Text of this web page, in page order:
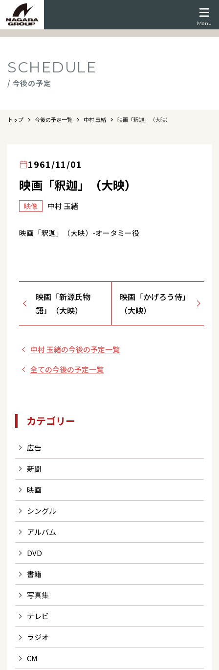
Menu
SCHEDULE
/ 今後の予定
トップ 今後の予定一覧 中村 玉緒 映画「釈迦」（大映）
1961/11/01
映画「釈迦」（大映）
映像 中村 玉緒
映画「釈迦」（大映）-オータミー役
映画「新源氏物
語」（大映）
映画「かげろう侍」
（大映）
中村 玉緒の今後の予定一覧
全ての今後の予定一覧
カテゴリー
広告
新聞
映画
シングル
アルバム
DVD
書籍
写真集
テレビ
ラジオ
CM